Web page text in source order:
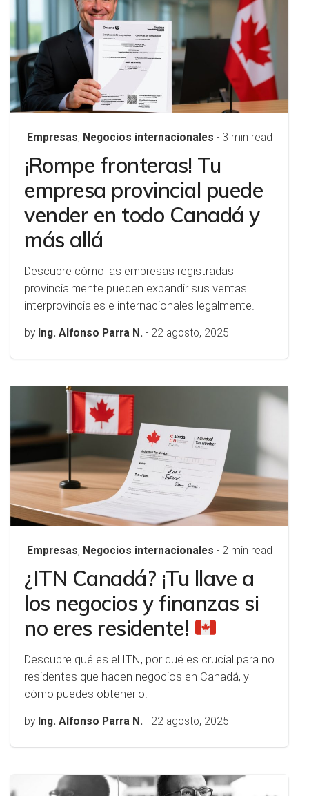
Empresas, Negocios internacionales - 3 min read
¡Rompe fronteras! Tu
empresa provincial puede
vender en todo Canadá y
más allá
Descubre cómo las empresas registradas
provincialmente pueden expandir sus ventas
interprovinciales e internacionales legalmente.
by Ing. Alfonso Parra N. - 22 agosto, 2025
Empresas, Negocios internacionales - 2 min read
¿ITN Canadá? ¡Tu llave a
los negocios y finanzas si
no eres residente!
Descubre qué es el ITN, por qué es crucial para no
residentes que hacen negocios en Canadá, y
cómo puedes obtenerlo.
by Ing. Alfonso Parra N. - 22 agosto, 2025